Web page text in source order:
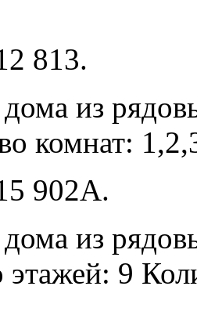
813.
из
комнат:
902А.
из
этажей: 9